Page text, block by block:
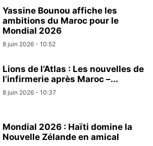
Yassine Bounou affiche les
ambitions du Maroc pour le
Mondial 2026
8 juin 2026 - 10:52
Lions de l’Atlas : Les nouvelles de
l’infirmerie après Maroc –...
8 juin 2026 - 10:37
Mondial 2026 : Haïti domine la
Nouvelle Zélande en amical